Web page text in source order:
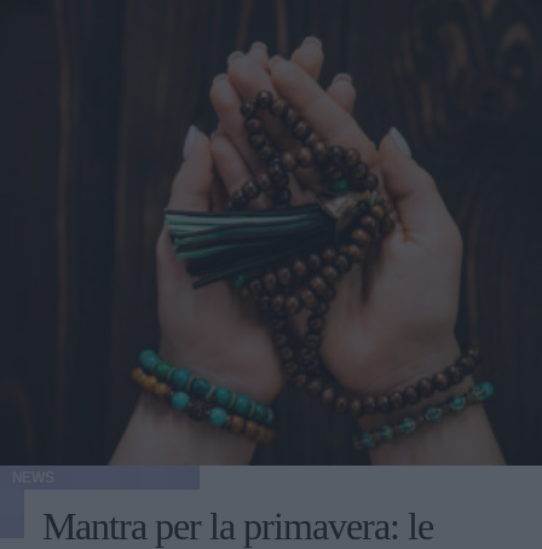
Mantra per la primavera: le